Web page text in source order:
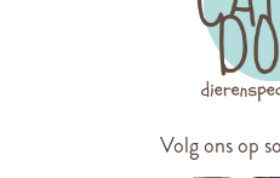
Volg ons op